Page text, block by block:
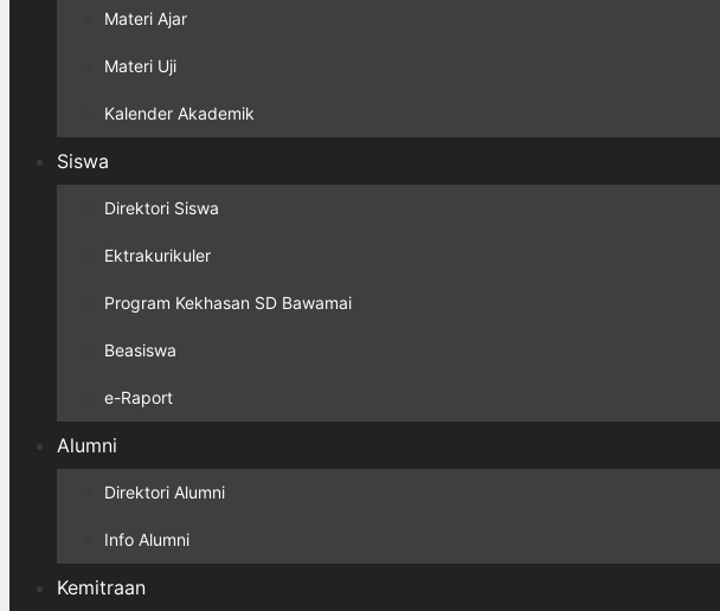
Materi Ajar
Materi Uji
Kalender Akademik
Siswa
Direktori Siswa
Ektrakurikuler
Program Kekhasan SD Bawamai
Beasiswa
e-Raport
Alumni
Direktori Alumni
Info Alumni
Kemitraan